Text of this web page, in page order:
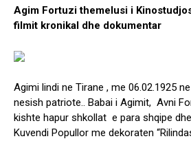
Agim Fortuzi themelusi i
filmit kronikal dhe dokumentar
Agimi lindi ne Tirane , me 06.02.1925
nesish patriote.. Babai i Agimit, Avni
kishte hapur shkollat e para shqipe
Kuvendi Popullor me dekoraten